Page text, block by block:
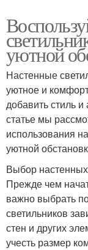
уютной
Настенные
уютное и
добавить стиль
статье мы
использования
уютной
Выбор
Прежде чем
важно выбрать
светильников
стен и других
учесть размер